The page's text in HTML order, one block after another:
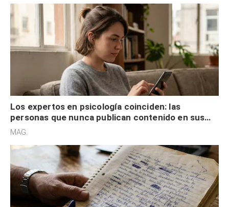
Los expertos en psicología coinciden: las
personas que nunca publican contenido en sus
redes sociales no pretenden buscar validación
MAG.